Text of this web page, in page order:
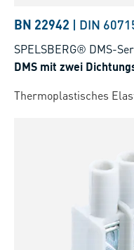
BN 22942 | DIN
SPELSBERG® DMS-
DMS mit zwei
Thermoplastisches